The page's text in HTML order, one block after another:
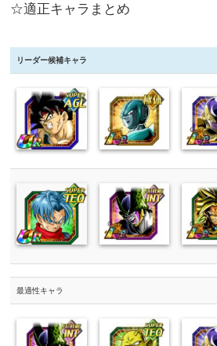
☆適正キャラまとめ
リーダー候補キャラ
最適性キャラ